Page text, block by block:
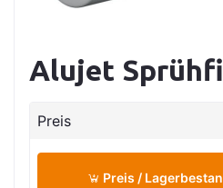
Alujet
Preis
Preis /